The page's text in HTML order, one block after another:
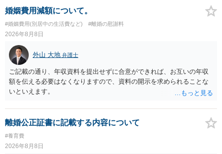
婚姻費用減額について。
#婚姻費用(別居中の生活費など) #離婚の慰謝料
2026年8月8日
外山 大地 弁護士
ご記載の通り、年収資料を提出せずに合意ができれば、お互いの年収
額を伝える必要はなくなりますので、資料の開示を求められることな
いといえます。
離婚公正証書に記載する内容について
#養育費
2026年8月8日